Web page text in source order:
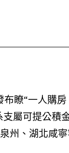
瞭“一人購
屬可提公積
州、湖北咸寧